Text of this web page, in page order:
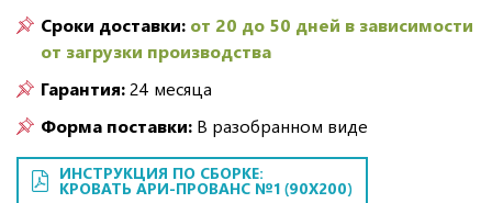
Сроки доставки: от 20 до 50 дней в зависимости
от загрузки производства
Гарантия:24 месяца
Форма поставки: В разобранном виде
ИНСТРУКЦИЯ ПО СБОРКЕ:
КРОВАТЬ АРИ-ПРОВАНС №1 (90Х200)